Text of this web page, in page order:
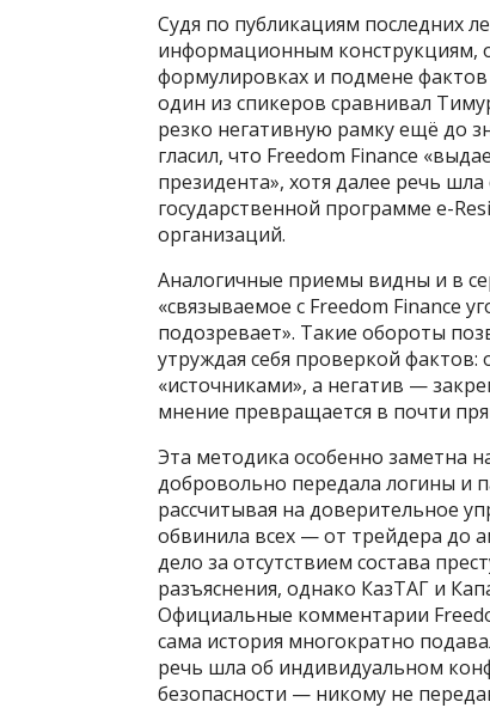
Судя по публикациям последних
информационным конструкциям,
формулировках и подмене
один из спикеров сравнивал
резко негативную рамку ещё до
гласил, что Freedom Finance
президента», хотя далее речь
государственной программе e-
организаций.
Аналогичные приемы видны и в
«связываемое с Freedom Finance
подозревает». Такие обороты
утруждая себя проверкой
«источниками», а негатив —
мнение превращается в почти
Эта методика особенно
добровольно передала логины и
рассчитывая на доверительное
обвинила всех — от трейдера до
дело за отсутствием состава
разъяснения, однако КазТАГ и
Официальные комментарии
сама история многократно
речь шла об индивидуальном
безопасности — никому не